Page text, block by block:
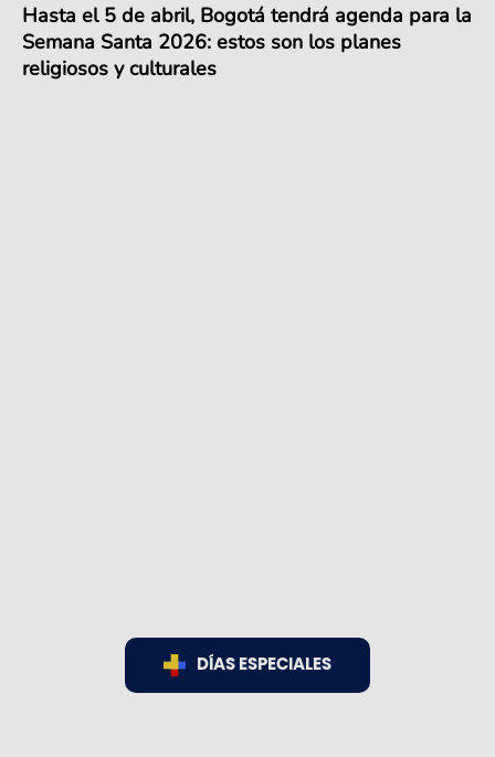
Hasta el 5 de abril, Bogotá tendrá agenda para la
Semana Santa 2026: estos son los planes
religiosos y culturales
DÍAS ESPECIALES